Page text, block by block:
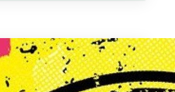
Le Sexe à la lettre